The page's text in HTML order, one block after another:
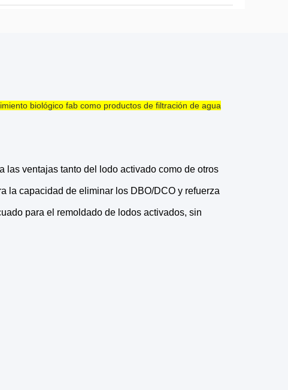
biológico fab como productos de filtración de agua
ventajas tanto del lodo activado como de otros
la capacidad de eliminar los DBO/DCO y refuerza
para el remoldado de lodos activados, sin